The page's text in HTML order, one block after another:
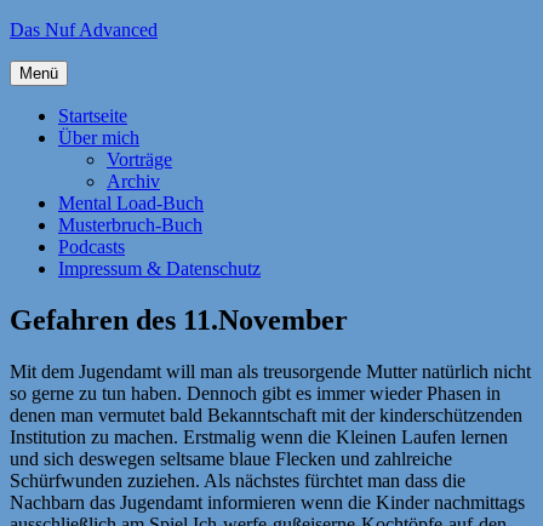
Zum
springen
Das Nuf Advanced
Menü
Startseite
Über mich
Vorträge
Archiv
Mental Load-Buch
Musterbruch-Buch
Podcasts
Impressum & Datenschutz
Gefahren des 11.November
Mit dem Jugendamt will man als treusorgende Mutter natürlich nicht
so gerne zu tun haben. Dennoch gibt es immer wieder Phasen in
denen man vermutet bald Bekanntschaft mit der kinderschützenden
Institution zu machen. Erstmalig wenn die Kleinen Laufen lernen
und sich deswegen seltsame blaue Flecken und zahlreiche
Schürfwunden zuziehen. Als nächstes fürchtet man dass die
Nachbarn das Jugendamt informieren wenn die Kinder nachmittags